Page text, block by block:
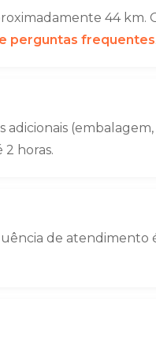
44
perguntas frequentes
horas.
de atendimento